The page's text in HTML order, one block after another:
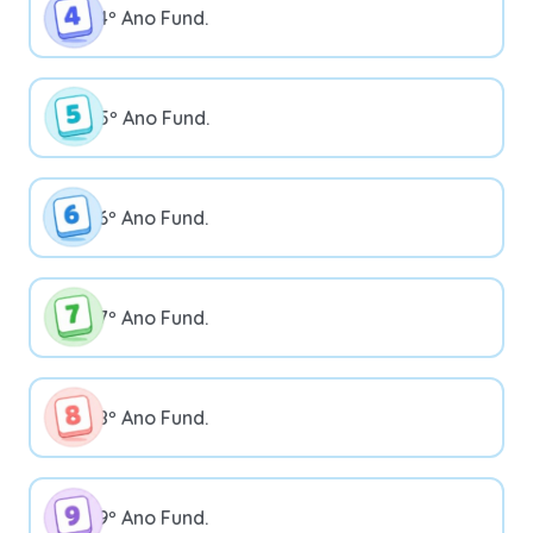
4º Ano Fund.
5º Ano Fund.
6º Ano Fund.
7º Ano Fund.
8º Ano Fund.
9º Ano Fund.